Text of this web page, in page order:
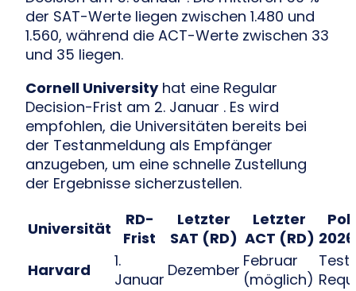
der SAT-Werte liegen zwischen 1.480 und
1.560, während die ACT-Werte zwischen 33
und 35 liegen.
Cornell Universityhat eine Regular
Decision-Frist am 2. Januar . Es wird
empfohlen, die Universitäten bereits bei
der Testanmeldung als Empfänger
anzugeben, um eine schnelle Zustellung
der Ergebnisse sicherzustellen.
Universität
RD-
Frist
Letzter
SAT (RD)
Letzter
ACT (RD)
Harvard
1.
Januar Dezember Februar
(möglich)